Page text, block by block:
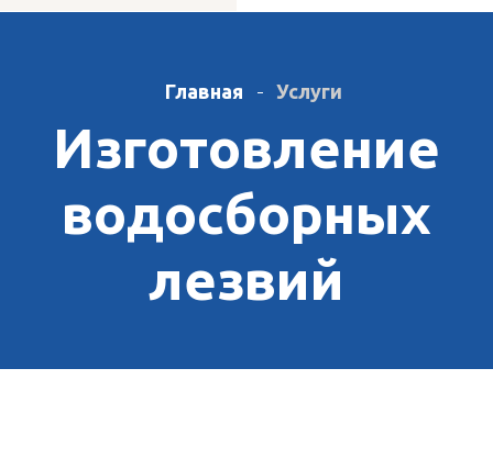
Главная Услуги
Изготовление
водосборных
лезвий